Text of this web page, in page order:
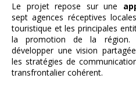
Le projet repose sur une
sept agences réceptives
touristique et les principales
la promotion de la région.
développer une vision
les stratégies de
transfrontalier cohérent.